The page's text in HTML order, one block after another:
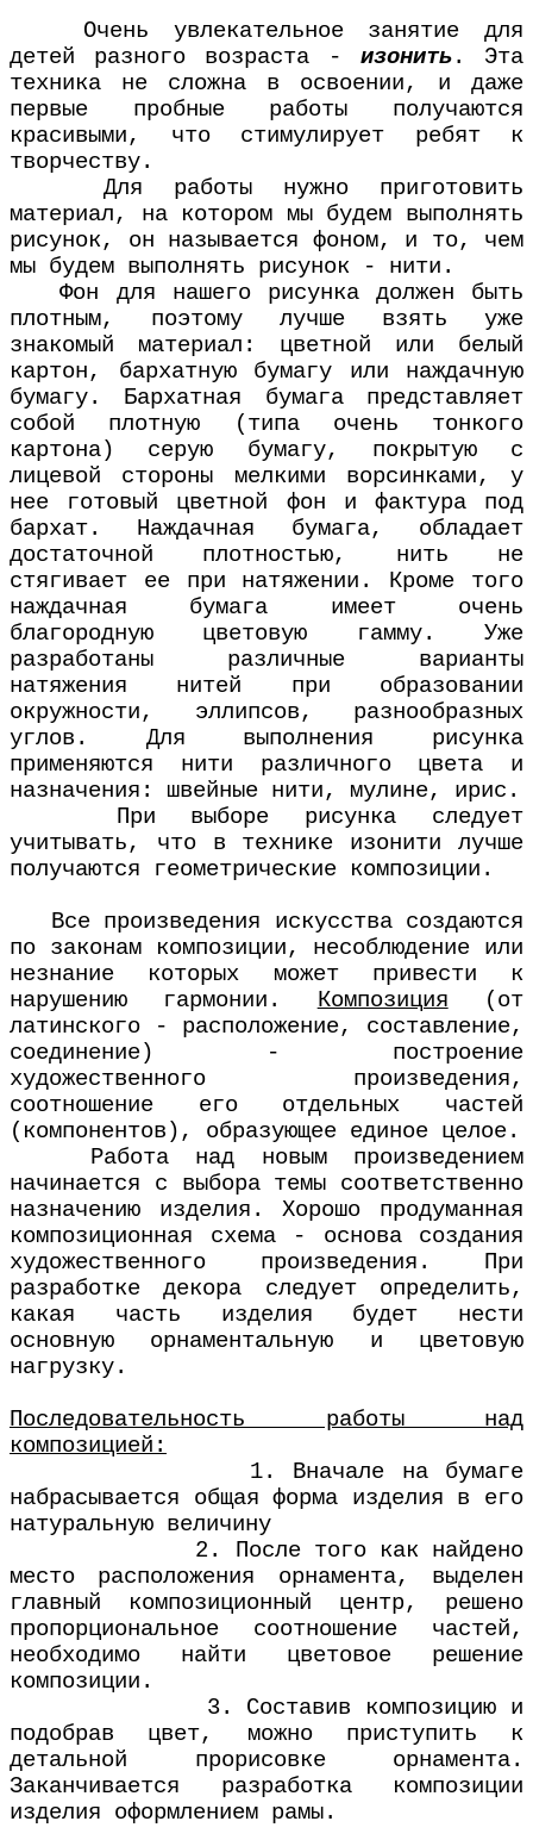
Очень увлекательное занятие для
детей разного возраста - изонить. Эта
техника не сложна в освоении, и даже
первые пробные работы получаются
красивыми, что стимулирует ребят к
творчеству.
Для работы нужно приготовить
материал, на котором мы будем выполнять
рисунок, он называется фоном, и то, чем
мы будем выполнять рисунок - нити.
Фон для нашего рисунка должен быть
плотным, поэтому лучше взять уже
знакомый материал: цветной или белый
картон, бархатную бумагу или наждачную
бумагу. Бархатная бумага представляет
собой плотную (типа очень тонкого
картона) серую бумагу, покрытую с
лицевой стороны мелкими ворсинками, у
нее готовый цветной фон и фактура под
бархат. Наждачная бумага, обладает
достаточной плотностью, нить не
стягивает ее при натяжении. Кроме того
наждачная бумага имеет очень
благородную цветовую гамму. Уже
разработаны различные варианты
натяжения нитей при образовании
окружности, эллипсов, разнообразных
углов. Для выполнения рисунка
применяются нити различного цвета и
назначения: швейные нити, мулине, ирис.
При выборе рисунка следует
учитывать, что в технике изонити лучше
получаются геометрические композиции.
Все произведения искусства создаются
по законам композиции, несоблюдение или
незнание которых может привести к
нарушению гармонии. Композиция (от
латинского - расположение, составление,
соединение) - построение
художественного произведения,
соотношение его отдельных частей
(компонентов), образующее единое целое.
Работа над новым произведением
начинается с выбора темы соответственно
назначению изделия. Хорошо продуманная
композиционная схема - основа создания
художественного произведения. При
разработке декора следует определить,
какая часть изделия будет нести
основную орнаментальную и цветовую
нагрузку.
Последовательность работы над
композицией:
1. Вначале на бумаге
набрасывается общая форма изделия в его
натуральную величину
2. После того как найдено
место расположения орнамента, выделен
главный композиционный центр, решено
пропорциональное соотношение частей,
необходимо найти цветовое решение
композиции.
3. Составив композицию и
подобрав цвет, можно приступить к
детальной прорисовке орнамента.
Заканчивается разработка композиции
изделия оформлением рамы.